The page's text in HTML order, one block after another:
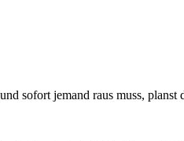
sofort jemand raus muss,